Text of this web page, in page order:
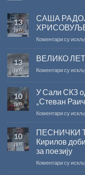
13
јул
САША
ХРИСОВУЉЕ
Коментари су
13
јул
ВЕЛИКО
Коментари су
10
јул
У Сали СКЗ
„Стеван
Коментари су
10
јул
ПЕСНИЧКИ
Кирилов
за поезију
Коментари су